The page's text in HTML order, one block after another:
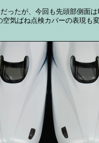
ったが、今回も先頭部側面
気ばね点検カバーの表現も